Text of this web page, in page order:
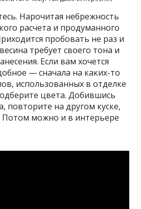
Нарочитая небрежность
расчета и продуманного
пробовать не раз и
требует своего тона и
Если вам хочется
— сначала на каких-то
использованных в отделке
цвета. Добившись
повторите на другом куске,
Потом можно и в интерьере